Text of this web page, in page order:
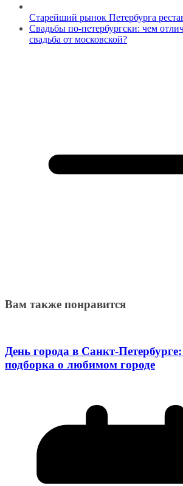
Старейший рынок Петербурга
Свадьбы по-петербургски: чем
свадьба от московской?
Вам также понравится
День города в Санкт-
подборка о любимом городе